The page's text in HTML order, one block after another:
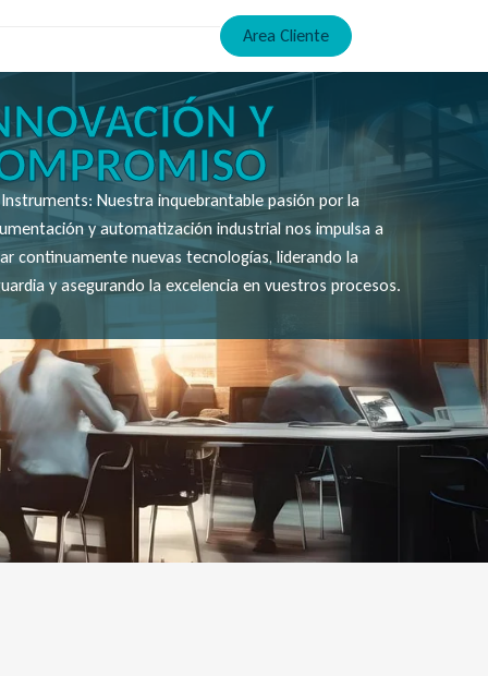
Area Cliente
Y
Instruments: Nuestra inquebrantable pasión por la
y automatización industrial nos impulsa a
continuamente nuevas tecnologías, liderando la
y asegurando la excelencia en vuestros procesos.